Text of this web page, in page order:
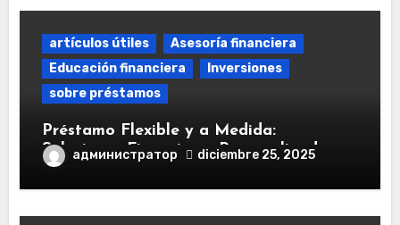
artículos útiles
Asesoría financiera
Educación financiera
Inversiones
sobre préstamos
Préstamo Flexible y a Medida:
Soluciones Financieras Personalizadas
администратор diciembre 25, 2025